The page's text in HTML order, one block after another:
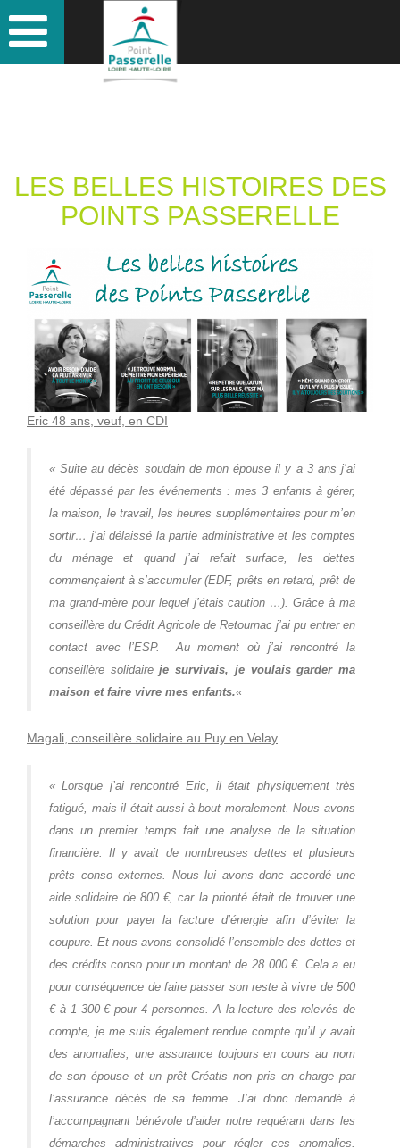
LES BELLES HISTOIRES DES
POINTS PASSERELLE
Eric 48 ans, veuf, en CDI
« Suite au décès soudain de mon épouse il y a 3 ans j’ai
été dépassé par les événements : mes 3 enfants à gérer,
la maison, le travail, les heures supplémentaires pour m’en
sortir… j’ai délaissé la partie administrative et les comptes
du ménage et quand j’ai refait surface, les dettes
commençaient à s’accumuler (EDF, prêts en retard, prêt de
ma grand-mère pour lequel j’étais caution …).Grâce à ma
conseillère du Crédit Agricole de Retournac j’ai pu entrer en
contact avec l’ESP. Au moment où j’ai rencontré la
conseillère solidaireje survivais, je voulais garder ma
maison et faire vivre mes enfants.«
Magali, conseillère solidaire au Puy en Velay
« Lorsque j’ai rencontré Eric, il était physiquement très
fatigué, mais il était aussi à bout moralement.Nous avons
dans un premier temps fait une analyse de la situation
financière.Il y avait de nombreuses dettes et plusieurs
prêts conso externes. Nous lui avons donc accordé une
aide solidaire de 800 €, car la priorité était de trouver une
solution pour payer la facture d’énergie afin d’éviter la
coupure. Et nous avons consolidé l’ensemble des dettes et
des crédits conso pour un montant de 28 000 €. Cela a eu
pour conséquence de faire passer son reste à vivre de 500
€ à 1 300 € pour 4 personnes. A la lecture des relevés de
compte, je me suis également rendue compte qu’il y avait
des anomalies, une assurance toujours en cours au nom
de son épouse et un prêt Créatis non pris en charge par
l’assurance décès de sa femme. J’ai donc demandé à
l’accompagnant bénévole d’aider notre requérant dans les
démarches administratives pour régler ces anomalies.